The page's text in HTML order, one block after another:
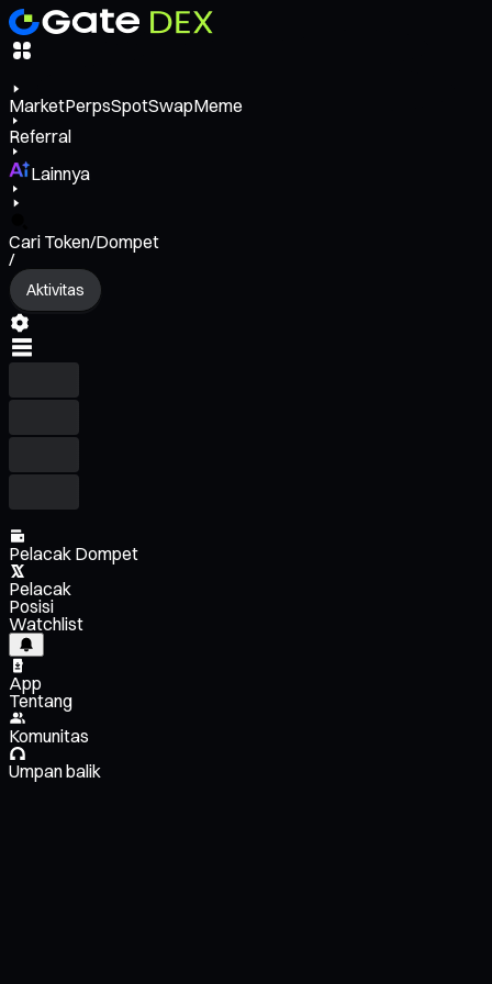
MarketPerpsSpotSwapMeme
Referral
Lainnya
Cari Token/Dompet
/
Aktivitas
Pelacak Dompet
Pelacak
Posisi
Watchlist
App
Tentang
Komunitas
Umpan balik